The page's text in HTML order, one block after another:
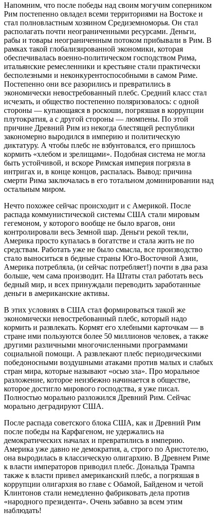
Напомним, что после победы над своим могучим соперником
Рим постепенно овладел всеми территориями на Востоке и
стал полновластным хозяином Средиземноморья. Он стал
располагать почти неограниченными ресурсами. Деньги,
рабы и товары неограниченным потоком прибывали в Рим. В
рамках такой глобализированной экономики, которая
обеспечивалась военно-политическом господством Рима,
итальянские ремесленники и крестьяне стали практически
бесполезными и неконкурентоспособными в самом Риме.
Постепенно они все разорились и превратились в
экономически невостребованный плебс. Средний класс стал
исчезать, и общество постепенно поляризовалось: с одной
стороны — купающаяся в роскоши, погрязшая в коррупции
плутократия, а с другой стороны — люмпены. По этой
причине Древний Рим из некогда блестящей республики
закономерно выродился в империю и политическую
диктатуру. А чтобы плебс не взбунтовался, его пришлось
кормить «хлебом и зрелищами». Подобная система не могла
быть устойчивой, и вскоре Римская империя погрязла в
интригах и, в конце концов, распалась. Вывод: причина
смерти Рима заключалась в его тотальном доминировании над
остальным миром.
Нечто похожее сейчас происходит и с Америкой. После
распада коммунистической системы США стали мировым
гегемоном, у которого вообще не было врагов, они
контролировали весь Земной шар. Деньги рекой текли,
Америка просто купалась в богатстве и стала жить не по
средствам. Работать уже не было смысла, все производство
стало выноситься в бедные страны Юго-Восточной Азии,
Америка потребляла, (и сейчас потребляет!) почти в два раза
больше, чем сама производит. На Штаты стал работать весь
бедный мир, и всех принуждали переводить заработанные
деньги в американские активы.
В этих условиях в США стал формироваться такой же
экономически невостребованный плебс, который надо
кормить и развлекать. Кормят его хлебными карточкам — в
стране ими пользуются более 50 миллионов человек, а также
другими различными многочисленными программами
социальной помощи. А развлекают плебс периодическими
победоносными воздушными атаками против малых и слабых
стран мира, которые называют «осью зла». Про моральное
разложение, которое неизбежно начинается в обществе,
которое достигло мирового господства, я уже писал.
Полностью морально разложился Древний Рим. Сейчас
морально деградируют США.
После распада советского блока США, как и Древний Рим
после победы на Карфагеном, не удержались на
демократических началах и превратились в империю.
Америка уже давно не демократия, а, строго по Аристотелю,
она выродилась в классическую олигархию. В Древнем Риме
к власти императоров приводил плебс. Дональда Трампа
также к власти привел американский плебс, а погрязшая в
коррупции олигархия во главе с Обамой, Байденом и четой
Клинтонов стали немедленно фабриковать дела против
«народного президента». Очень забавно за всем этим
наблюдать!